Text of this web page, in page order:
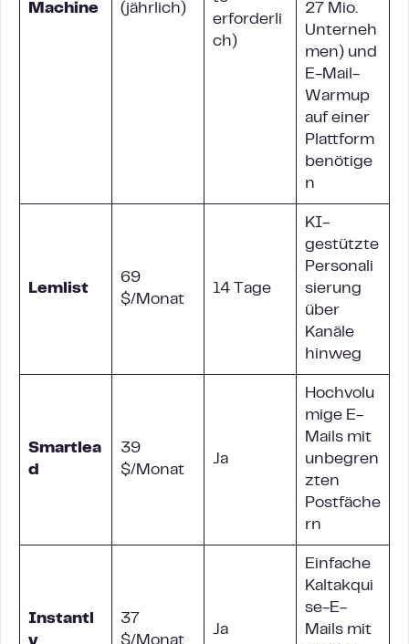
Machine
(jährlich)
erforderli
ch)
27 Mio.
Unterneh
men) und
E-Mail-
Warmup
auf einer
Plattform
benötige
n
Lemlist
69
$/Monat
14 Tage
KI-
gestützte
Personali
sierung
über
Kanäle
hinweg
Smartlea
d
39
$/Monat
Ja
Hochvolu
mige E-
Mails mit
unbegren
zten
Postfäche
rn
Instantl
37
Ja
Einfache
Kaltakqui
se-E-
Mails mit